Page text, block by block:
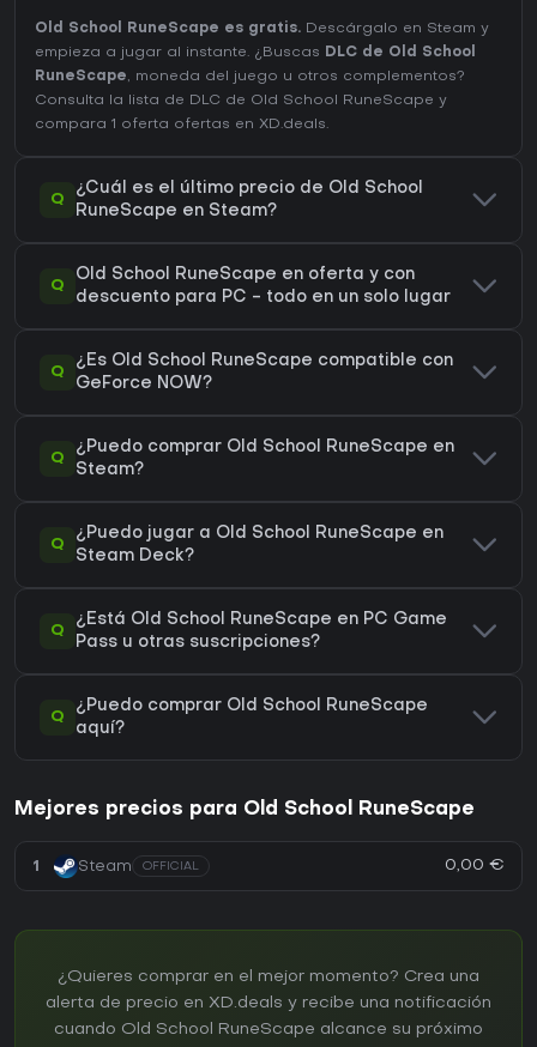
Old School RuneScape es gratis. Descárgalo en Steam y
empieza a jugar al instante. ¿Buscas DLC de Old School
RuneScape, moneda del juego u otros complementos?
Consulta la lista de DLC de Old School RuneScape y
compara 1 oferta ofertas en XD.deals.
Q
¿Cuál es el último precio de Old School
RuneScape en Steam?
Q
Old School RuneScape en oferta y con
descuento para PC - todo en un solo lugar
Q
¿Es Old School RuneScape compatible con
GeForce NOW?
Q
¿Puedo comprar Old School RuneScape en
Steam?
Q
¿Puedo jugar a Old School RuneScape en
Steam Deck?
Q
¿Está Old School RuneScape en PC Game
Pass u otras suscripciones?
Q
¿Puedo comprar Old School RuneScape
aquí?
Mejores precios para Old School RuneScape
1 Steam OFFICIAL 0,00 €
¿Quieres comprar en el mejor momento? Crea una
alerta de precio en XD.deals y recibe una notificación
cuando Old School RuneScape alcance su próximo